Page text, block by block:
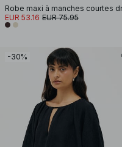
EUR 53.16 EUR 75.95
-30%